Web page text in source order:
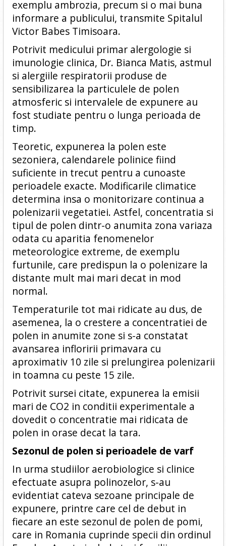
exemplu ambrozia, precum si o mai buna
informare a publicului, transmite Spitalul
Victor Babes Timisoara.
Potrivit medicului primar alergologie si
imunologie clinica, Dr. Bianca Matis, astmul
si alergiile respiratorii produse de
sensibilizarea la particulele de polen
atmosferic si intervalele de expunere au
fost studiate pentru o lunga perioada de
timp.
Teoretic, expunerea la polen este
sezoniera, calendarele polinice fiind
suficiente in trecut pentru a cunoaste
perioadele exacte. Modificarile climatice
determina insa o monitorizare continua a
polenizarii vegetatiei. Astfel, concentratia si
tipul de polen dintr-o anumita zona variaza
odata cu aparitia fenomenelor
meteorologice extreme, de exemplu
furtunile, care predispun la o polenizare la
distante mult mai mari decat in mod
normal.
Temperaturile tot mai ridicate au dus, de
asemenea, la o crestere a concentratiei de
polen in anumite zone si s-a constatat
avansarea infloririi primavara cu
aproximativ 10 zile si prelungirea polenizarii
in toamna cu peste 15 zile.
Potrivit sursei citate, expunerea la emisii
mari de CO2 in conditii experimentale a
dovedit o concentratie mai ridicata de
polen in orase decat la tara.
Sezonul de polen si perioadele de varf
In urma studiilor aerobiologice si clinice
efectuate asupra polinozelor, s-au
evidentiat cateva sezoane principale de
expunere, printre care cel de debut in
fiecare an este sezonul de polen de pomi,
care in Romania cuprinde specii din ordinul